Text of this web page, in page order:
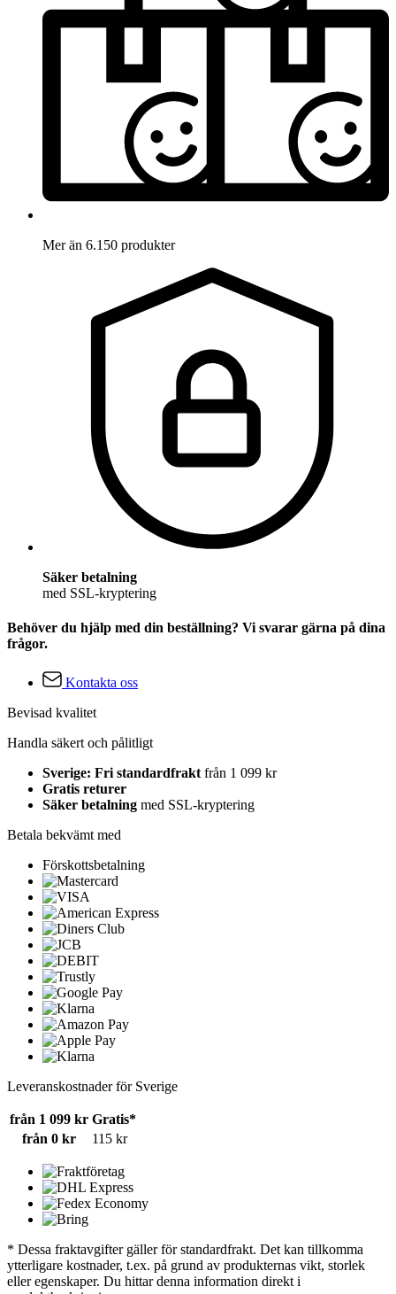
Mer än 6.150 produkter
Säker betalning
med SSL-kryptering
Behöver du hjälp med din beställning? Vi svarar gärna på dina
frågor.
Kontakta oss
Bevisad kvalitet
Handla säkert och pålitligt
Sverige: Fri standardfrakt från 1 099 kr
Gratis returer
Säker betalning med SSL-kryptering
Betala bekvämt med
Förskottsbetalning
Leveranskostnader för Sverige
från 1 099 kr Gratis*
från 0 kr
115 kr
* Dessa fraktavgifter gäller för standardfrakt. Det kan tillkomma
ytterligare kostnader, t.ex. på grund av produkternas vikt, storlek
eller egenskaper. Du hittar denna information direkt i